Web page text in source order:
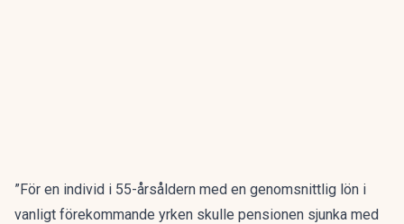
”För en individ i 55-årsåldern med en genomsnittlig lön i
vanligt förekommande yrken skulle pensionen sjunka med